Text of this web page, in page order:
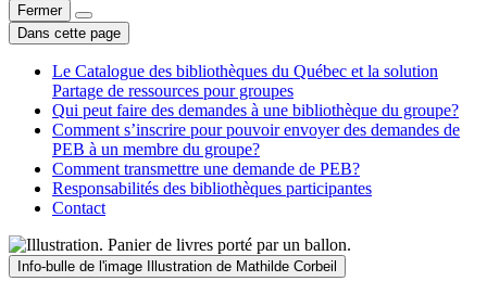
Fermer
Dans cette page
Le Catalogue des bibliothèques du Québec et la solution
Partage de ressources pour groupes
Qui peut faire des demandes à une bibliothèque du groupe?
Comment s’inscrire pour pouvoir envoyer des demandes de
PEB à un membre du groupe?
Comment transmettre une demande de PEB?
Responsabilités des bibliothèques participantes
Contact
Info-bulle de l'image Illustration de Mathilde Corbeil